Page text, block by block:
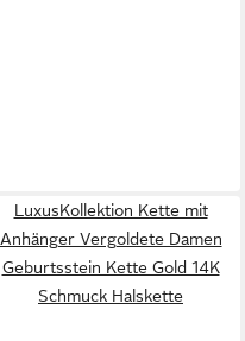
LuxusKollektion Kette mit
Anhänger Vergoldete Damen
Geburtsstein Kette Gold 14K
Schmuck Halskette